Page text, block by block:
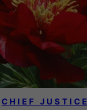
CHIEF JUSTICE